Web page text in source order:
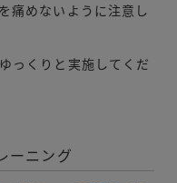
痛めないように注意し
っくりと実施してくだ
ーニング